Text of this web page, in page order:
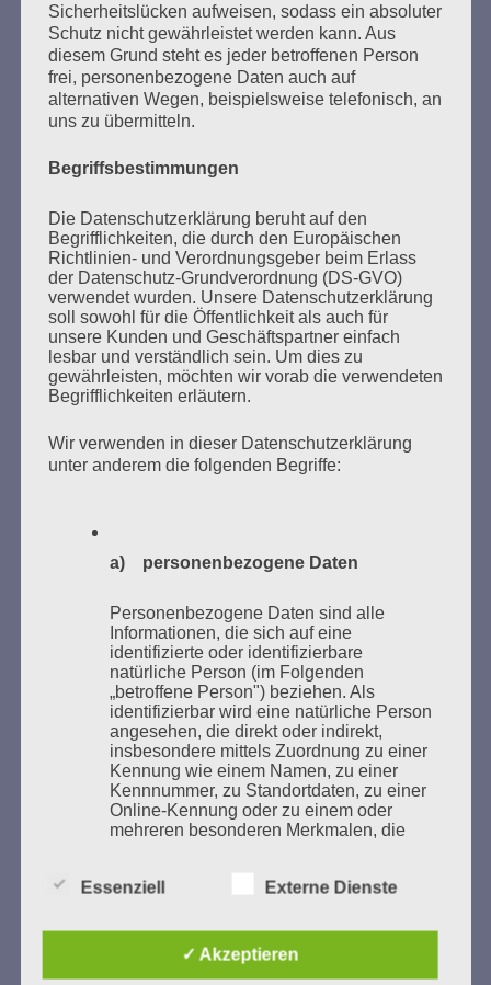
MARATHONLESUNG AUS DEN
VERBRANNTEN BÜCHERN
Donnerstag, 21. Mai 2026, 11 – 18 Uhr
Zum 26. Mal gibt es eine Marathonlesung anlässlich
des Gedenkens an die Verbrennung von Büchern am
Kaifu-Ufer – genau an dem Ort, wo im Mai 1933 NS-
Studentenorganisationen und Burschenschaftler
Bücher verbrannten.
Weitere Informationen:lesezeichen-setzen.de
GEDENKEN UND ERINNERN BEGINNT IN
UNSERER NACHBARSCHAFT
Zum 13. Monat des Gedenkens in Hamburg-
Gedenken als Erinnerung für eine Zukunft, die ein
Vom 20. April bis 14. Juni 2026
Sicherheitslücken aufweisen, sodass ein absoluter
Schutz nicht gewährleistet werden kann. Aus
diesem Grund steht es jeder betroffenen Person
frei, personenbezogene Daten auch auf
alternativen Wegen, beispielsweise telefonisch, an
uns zu übermitteln.
Begriffsbestimmungen
Die Datenschutzerklärung beruht auf den
Begrifflichkeiten, die durch den Europäischen
Richtlinien- und Verordnungsgeber beim Erlass
der Datenschutz-Grundverordnung (DS-GVO)
verwendet wurden. Unsere Datenschutzerklärung
soll sowohl für die Öffentlichkeit als auch für
unsere Kunden und Geschäftspartner einfach
lesbar und verständlich sein. Um dies zu
gewährleisten, möchten wir vorab die verwendeten
Begrifflichkeiten erläutern.
Wir verwenden in dieser Datenschutzerklärung
unter anderem die folgenden Begriffe:
a) personenbezogene Daten
Personenbezogene Daten sind alle
Informationen, die sich auf eine
identifizierte oder identifizierbare
natürliche Person (im Folgenden
„betroffene Person") beziehen. Als
identifizierbar wird eine natürliche Person
angesehen, die direkt oder indirekt,
insbesondere mittels Zuordnung zu einer
Kennung wie einem Namen, zu einer
Kennnummer, zu Standortdaten, zu einer
Online-Kennung oder zu einem oder
mehreren besonderen Merkmalen, die
psychischen, wirtschaftlichen, kulturellen
Person sind, identifiziert werden kann.
Essenziell Externe Dienste
✓ Akzeptieren